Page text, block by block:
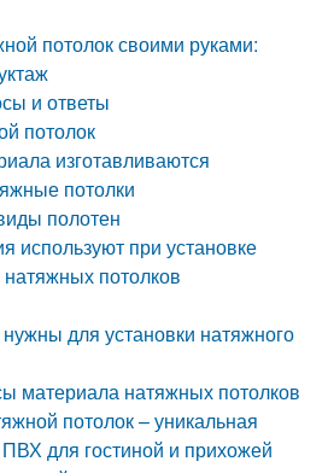
потолок своими руками:
и ответы
потолок
изготавливаются
потолки
полотен
используют при установке
потолков
для установки натяжного
материала натяжных потолков
потолок – уникальная
для гостиной и прихожей